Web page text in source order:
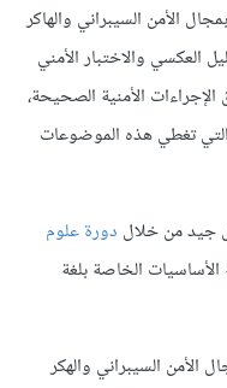
الأمن السيبراني والهاكر
العكسي والاختبار الأمني
الأمنية الصحيحة،
التي تغطي هذه الموضوعات
جيد من خلالدورة علوم
الخاصة بلغة
السيبراني والهكر